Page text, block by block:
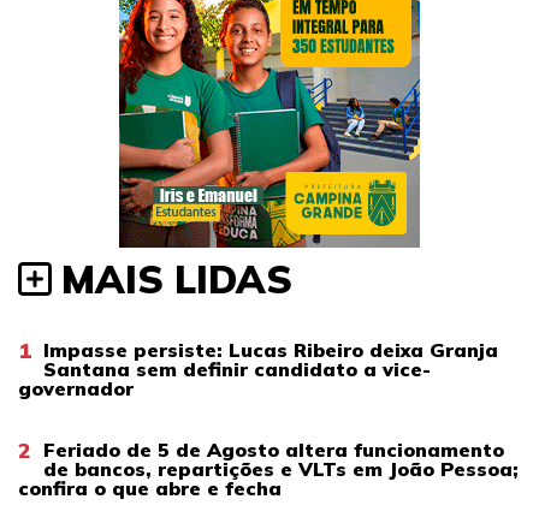
MAIS LIDAS
1 Impasse persiste: Lucas Ribeiro deixa Granja
Santana sem definir candidato a vice-
governador
2 Feriado de 5 de Agosto altera funcionamento
de bancos, repartições e VLTs em João Pessoa;
confira o que abre e fecha